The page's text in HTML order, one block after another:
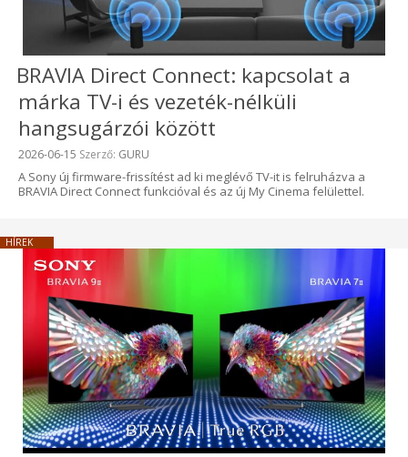
BRAVIA Direct Connect: kapcsolat a
márka TV-i és vezeték-nélküli
hangsugárzói között
Beküldve:
2026-06-15 Szerző: GURU
A Sony új firmware-frissítést ad ki meglévő TV-it is felruházva a
BRAVIA Direct Connect funkcióval és az új My Cinema felülettel.
HÍREK